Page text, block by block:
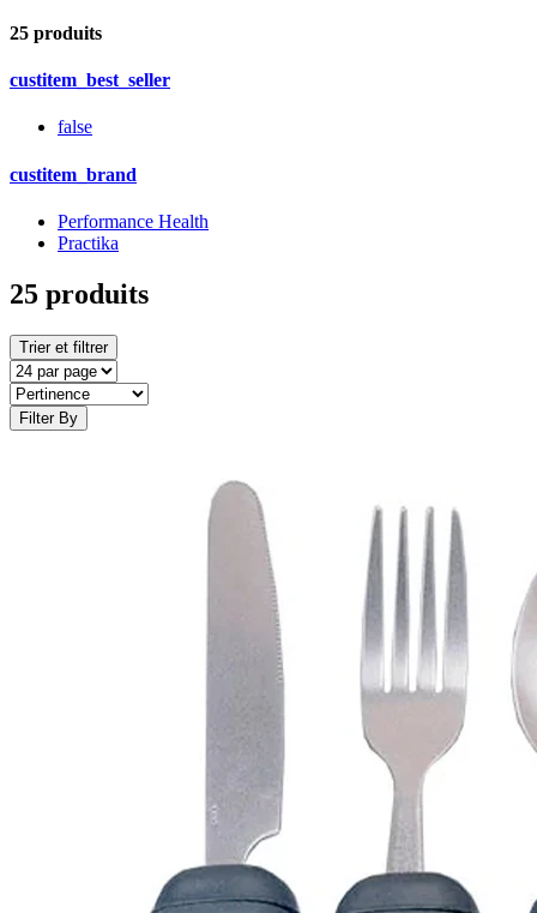
25 produits
custitem_best_seller
false
custitem_brand
Performance Health
Practika
25 produits
Trier et filtrer
Filter By